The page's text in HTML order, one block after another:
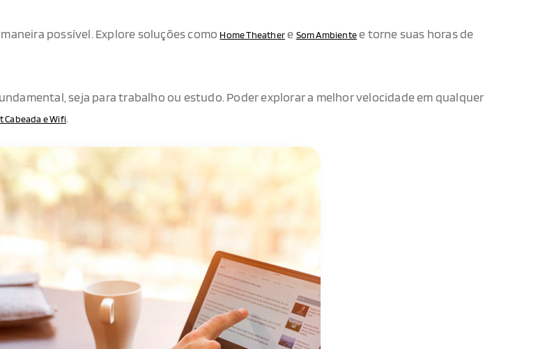
possível. Explore soluções como Home Theathere Som Ambientee torne suas horas de
seja para trabalho ou estudo. Poder explorar a melhor velocidade em qualquer
Cabeada e Wifi.